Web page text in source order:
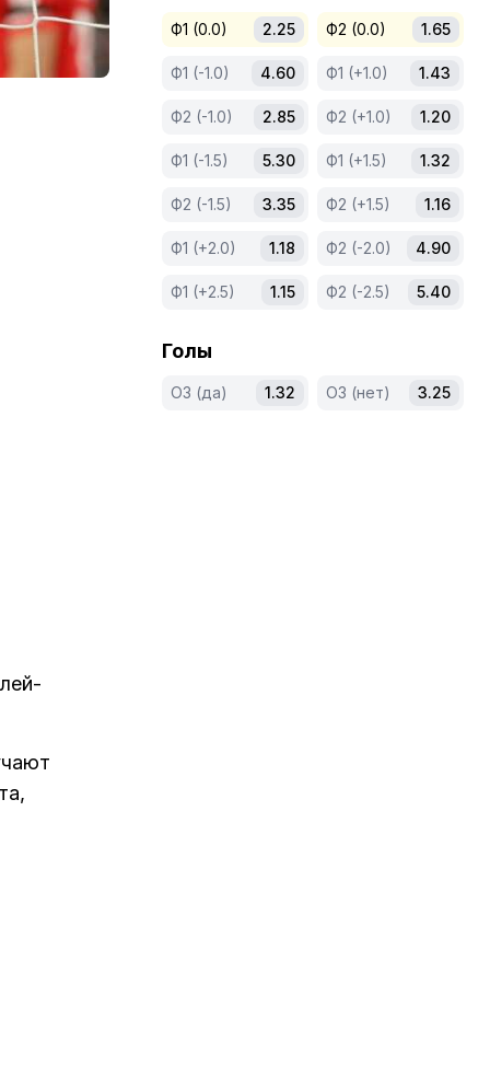
Ф1 (0.0) 2.25 Ф2 (0.0) 1.65
Ф1 (-1.0) 4.60 Ф1 (+1.0) 1.43
Ф2 (-1.0) 2.85 Ф2 (+1.0) 1.20
Ф1 (-1.5) 5.30 Ф1 (+1.5) 1.32
Ф2 (-1.5) 3.35 Ф2 (+1.5) 1.16
Ф1 (+2.0) 1.18 Ф2 (-2.0) 4.90
Ф1 (+2.5) 1.15 Ф2 (-2.5) 5.40
Голы
ОЗ (да) 1.32 ОЗ (нет) 3.25